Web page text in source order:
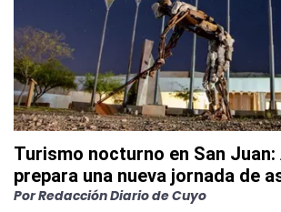
Turismo nocturno en San Juan:
prepara una nueva jornada de
PorRedacción Diario de Cuyo